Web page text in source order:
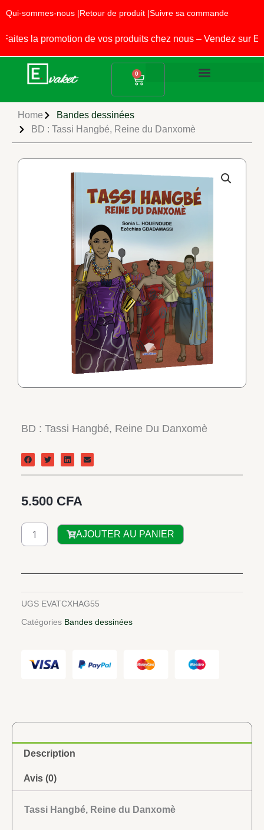
au
contenu
Qui-sommes-nous |Retour de produit |Suivre sa commande
la promotion de vos produits chez nous – Vendez sur
0
Panier
Home
Bandes dessinées
BD : Tassi Hangbé, Reine du Danxomè
BD : Tassi Hangbé, Reine Du Danxomè
5.500 CFA
quantité
de
:
Hangbé,
du
AJOUTER AU PANIER
UGS EVATCXHAG55
Catégories Bandes dessinées
Description
Avis (0)
Tassi Hangbé, Reine du Danxomè